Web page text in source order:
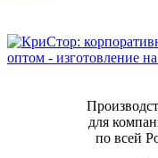
для
по всей